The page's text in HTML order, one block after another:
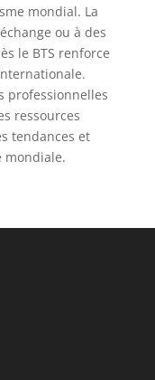
mondial. La
ou à des
le BTS renforce
professionnelles
ressources
tendances et
mondiale.